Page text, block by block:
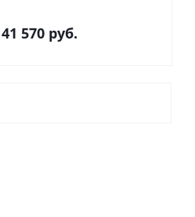
41 570руб.